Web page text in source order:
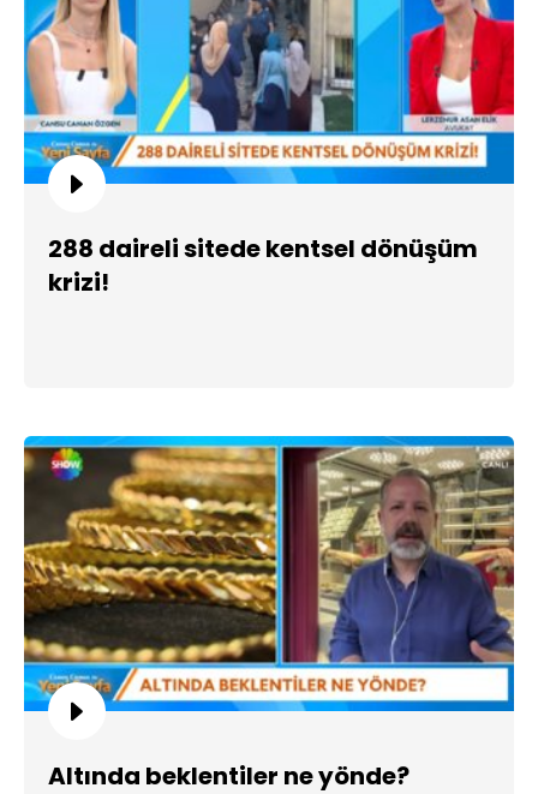
288 daireli sitede kentsel dönüşüm
krizi!
Altında beklentiler ne yönde?